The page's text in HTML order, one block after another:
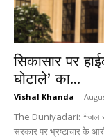
सिकासार पर
घोटाले’ का...
Vishal Khanda -
The Duniyadari: *जल
सरकार पर भ्रष्टाचार के